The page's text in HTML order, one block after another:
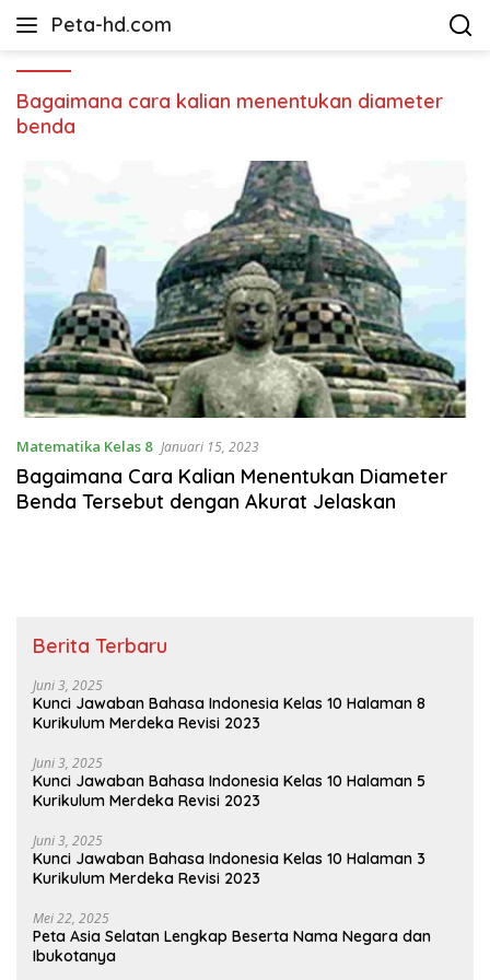
Peta-hd.com
Kumpulan
HD
Bagaimana cara kalian menentukan diameter
benda
Matematika Kelas 8 Januari 15, 2023
Bagaimana Cara Kalian Menentukan Diameter
Benda Tersebut dengan Akurat Jelaskan
Berita Terbaru
Juni 3, 2025
Kunci Jawaban Bahasa Indonesia Kelas 10 Halaman 8
Kurikulum Merdeka Revisi 2023
Juni 3, 2025
Kunci Jawaban Bahasa Indonesia Kelas 10 Halaman 5
Kurikulum Merdeka Revisi 2023
Juni 3, 2025
Kunci Jawaban Bahasa Indonesia Kelas 10 Halaman 3
Kurikulum Merdeka Revisi 2023
Mei 22, 2025
Peta Asia Selatan Lengkap Beserta Nama Negara dan
Ibukotanya